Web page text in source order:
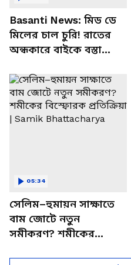
Basanti News: মিড ডে
মিলের চাল চুরি! রাতের
অন্ধকারে বাইকে বস্তা
চত্বরে তাণ্ডব
সেলিম–হুমায়ন সাক্ষাতে
বাম জোটে নতুন
সমীকরণ? শমীকের
05:34